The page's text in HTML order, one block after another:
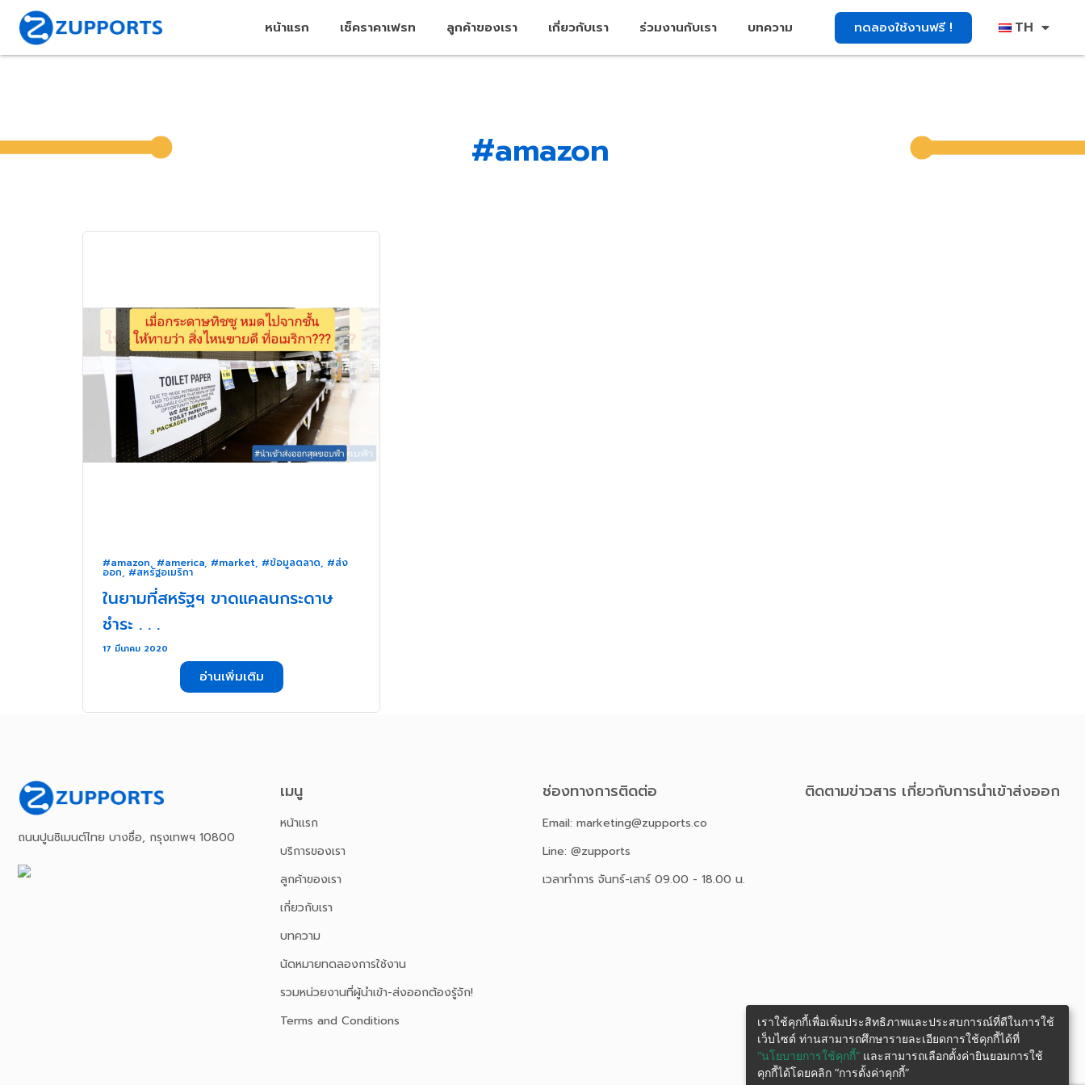
หน้าแรก เช็คราคาเฟรท ลูกค้าของเรา เกี่ยวกับเรา ร่วมงานกับเรา บทความ ทดลองใช้งานฟรี ! TH
#amazon
#amazon, #america, #market, #ข้อมูลตลาด, #ส่ง
ออก, #สหรัฐอเมริกา
ในยามที่สหรัฐฯ ขาดแคลนกระดาษ
ชำระ . . .
17 มีนาคม 2020
อ่านเพิ่มเติม
ถนนปูนซิเมนต์ไทย บางซื่อ, กรุงเทพฯ 10800
เมนู
หน้าเเรก
บริการของเรา
ลูกค้าของเรา
เกี่ยวกับเรา
บทความ
นัดหมายทดลองการใช้งาน
รวมหน่วยงานที่ผู้นำเข้า-ส่งออกต้องรู้จัก!
Terms and Conditions
ช่องทางการติดต่อ
Email: marketing@zupports.co
Line: @zupports
เวลาทำการ จันทร์-เสาร์ 09.00 - 18.00 น.
ติดตามข่าวสาร เกี่ยวกับการนําเข้าส่งออก
เราใช้คุกกี้เพื่อเพิ่มประสิทธิภาพและประสบการณ์ที่ดีในการใช้
เว็บไซต์ ท่านสามารถศึกษารายละเอียดการใช้คุกกี้ได้ที่
“นโยบายการใช้คุกกี้” และสามารถเลือกตั้งค่ายินยอมการใช้
คุกกี้ได้โดยคลิก “การตั้งค่าคุกกี้”